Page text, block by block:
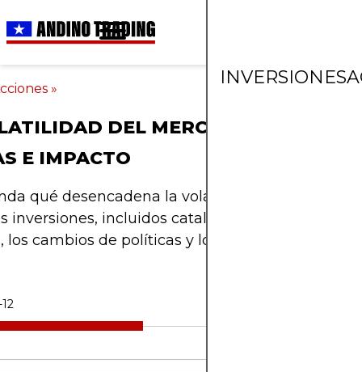
INVERSIONES
»
DEL MERCADO
E IMPACTO
qué desencadena la volatilidad del mercado
inversiones, incluidos catalizadores comunes
los cambios de políticas y los eventos globales.